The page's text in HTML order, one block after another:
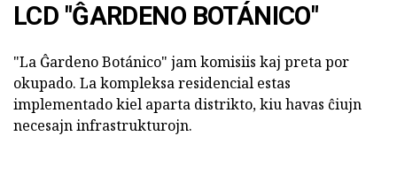
LCD "ĜARDENO BOTÁNICO"
"La Ĝardeno Botánico" jam komisiis kaj preta por
okupado. La kompleksa residencial estas
implementado kiel aparta distrikto, kiu havas ĉiujn
necesajn infrastrukturojn.